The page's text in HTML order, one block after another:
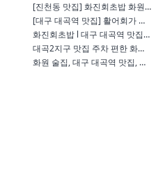
[진천동 맛집] 화진회초밥 화원 진천…
[대구 대곡역 맛집] 활어회가 맛있는 …
화진회초밥 l 대구 대곡역 맛집 찌개…
대곡2지구 맛집 주차 편한 화진회초밥…
화원 술집, 대구 대곡역 맛집, 횟집, …